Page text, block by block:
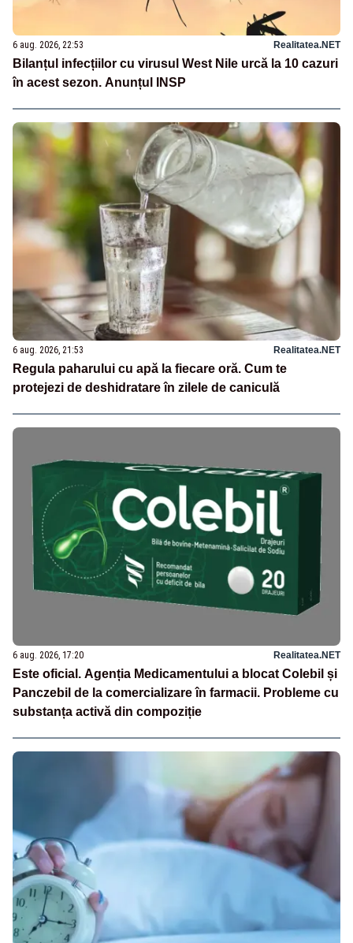
6 aug. 2026, 22:53 Realitatea.NET
Bilanțul infecțiilor cu virusul West Nile urcă la 10 cazuri
în acest sezon. Anunțul INSP
6 aug. 2026, 21:53 Realitatea.NET
Regula paharului cu apă la fiecare oră. Cum te
protejezi de deshidratare în zilele de caniculă
6 aug. 2026, 17:20 Realitatea.NET
Este oficial. Agenția Medicamentului a blocat Colebil și
Panczebil de la comercializare în farmacii. Probleme cu
substanța activă din compoziție